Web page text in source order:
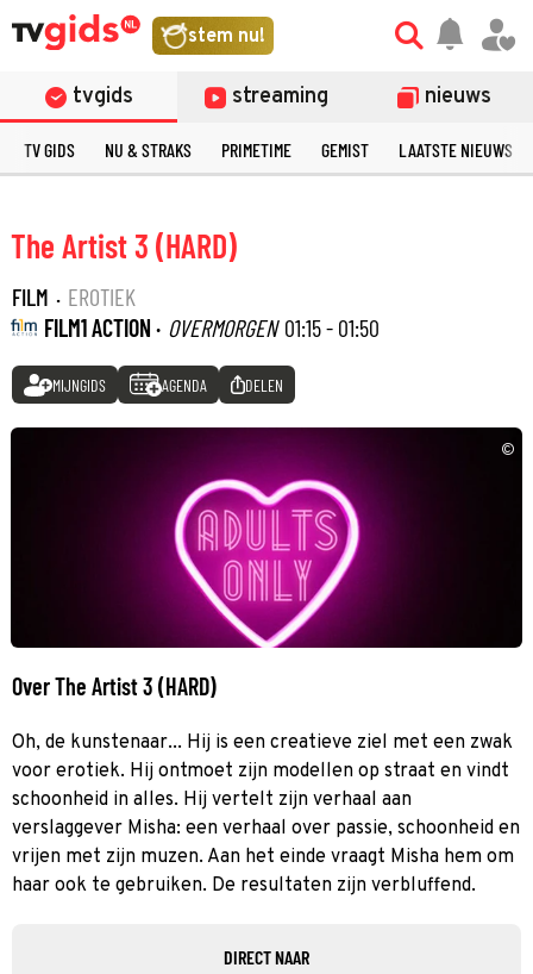
stem nu!
tvgids streaming nieuws
TV GIDS NU & STRAKS PRIMETIME GEMIST LAATSTE NIEUWS
The Artist 3 (HARD)
FILM · EROTIEK
FILM1 ACTION · OVERMORGEN 01:15 - 01:50
MIJNGIDS AGENDA DELEN
©
Over The Artist 3 (HARD)
Oh, de kunstenaar... Hij is een creatieve ziel met een zwak
voor erotiek. Hij ontmoet zijn modellen op straat en vindt
schoonheid in alles. Hij vertelt zijn verhaal aan
verslaggever Misha: een verhaal over passie, schoonheid en
vrijen met zijn muzen. Aan het einde vraagt Misha hem om
haar ook te gebruiken. De resultaten zijn verbluffend.
DIRECT NAAR